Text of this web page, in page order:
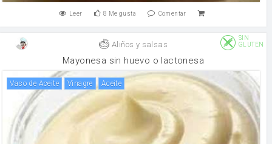
Leer 8 Me gusta Comentar
Aliños y salsas
SIN
GLUTEN
Mayonesa sin huevo o lactonesa
Vaso de Aceite vinagre aceite